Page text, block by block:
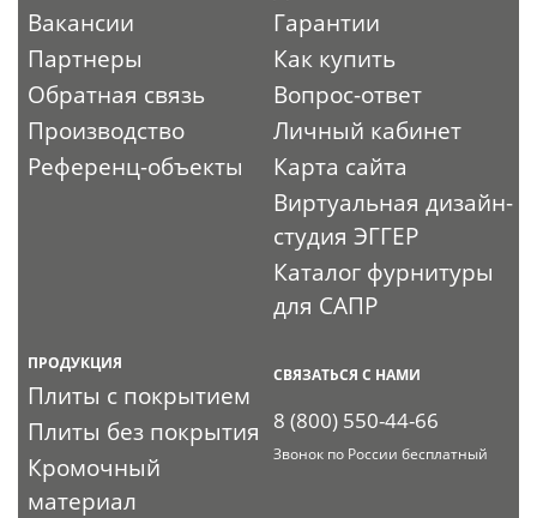
Вакансии
Партнеры
Обратная связь
Производство
Референц-объекты
Гарантии
Как купить
Вопрос-ответ
Личный кабинет
Карта сайта
Виртуальная дизайн-
студия ЭГГЕР
Каталог фурнитуры
для САПР
ПРОДУКЦИЯ
Плиты с покрытием
Плиты без покрытия
Кромочный
материал
СВЯЗАТЬСЯ С НАМИ
8 (800) 550-44-66
Звонок по России бесплатный